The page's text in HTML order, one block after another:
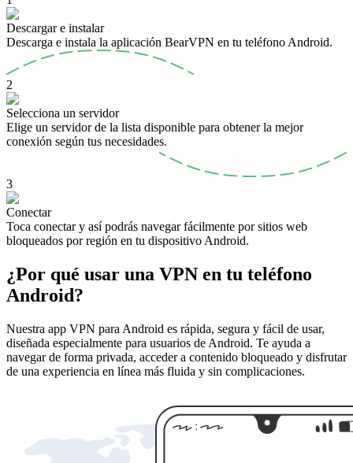
Descargar e instalar
Descarga e instala la aplicación BearVPN en tu teléfono Android.
2
Selecciona un servidor
Elige un servidor de la lista disponible para obtener la mejor
conexión según tus necesidades.
3
Conectar
Toca conectar y así podrás navegar fácilmente por sitios web
bloqueados por región en tu dispositivo Android.
¿Por qué usar una VPN en tu teléfono
Android?
Nuestra app VPN para Android es rápida, segura y fácil de usar,
diseñada especialmente para usuarios de Android. Te ayuda a
navegar de forma privada, acceder a contenido bloqueado y disfrutar
de una experiencia en línea más fluida y sin complicaciones.